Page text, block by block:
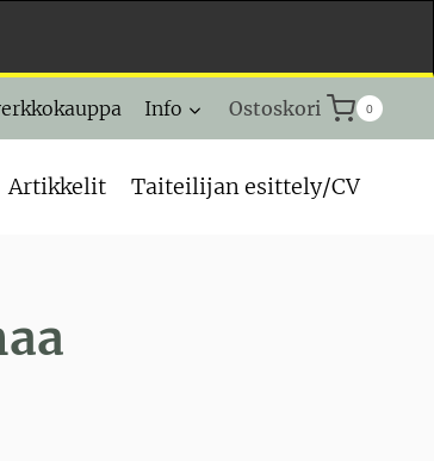
Info Ostoskori 0
Artikkelit Taiteilijan esittely/CV